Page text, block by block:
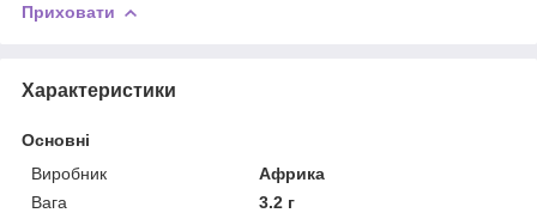
Приховати
Характеристики
Основні
Виробник
Африка
Вага
3.2 г